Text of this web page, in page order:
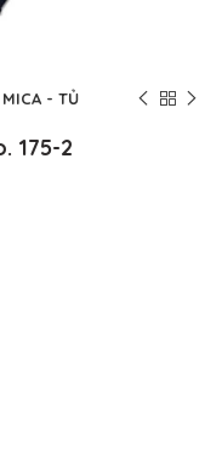
- TỦ
175-2